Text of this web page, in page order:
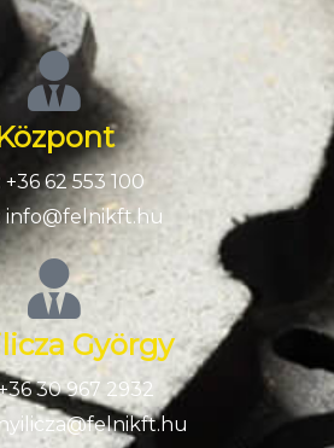
+36 62 553 100
info@felnikft.hu
György
30 967 2932